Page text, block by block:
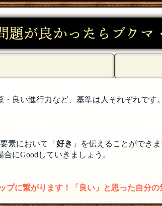
ださったみなさんありがとうございまし
日 04:03]
年06月27日 00:09]
22:21]
題が良かったらブクマ
良い進行力など、基準は人それぞれです。
素において「 好き 」を伝えることができま
にGoodしていきましょう。
プに繋がります！「良い」と思った自分の